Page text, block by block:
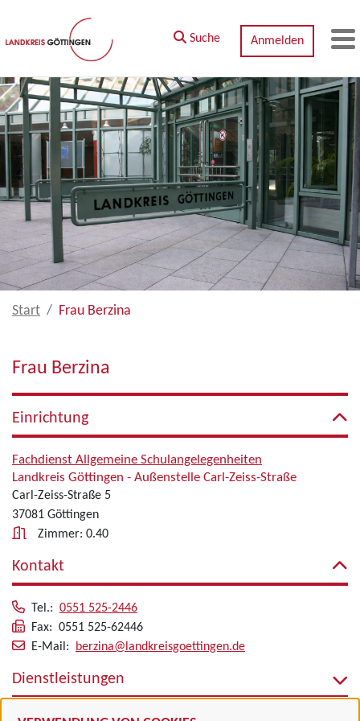
Zum Hauptinhalt springen
Suche Anmelden
Start Frau Berzina
Frau Berzina
Einrichtung
Fachdienst Allgemeine Schulangelegenheiten
Landkreis Göttingen - Außenstelle Carl-Zeiss-Straße
Carl-Zeiss-Straße 5
37081 Göttingen
Zimmer: 0.40
Kontakt
Tel.: 0551 525-2446
Fax: 0551 525-62446
E-Mail:
berzina@landkreisgoettingen.de
Dienstleistungen